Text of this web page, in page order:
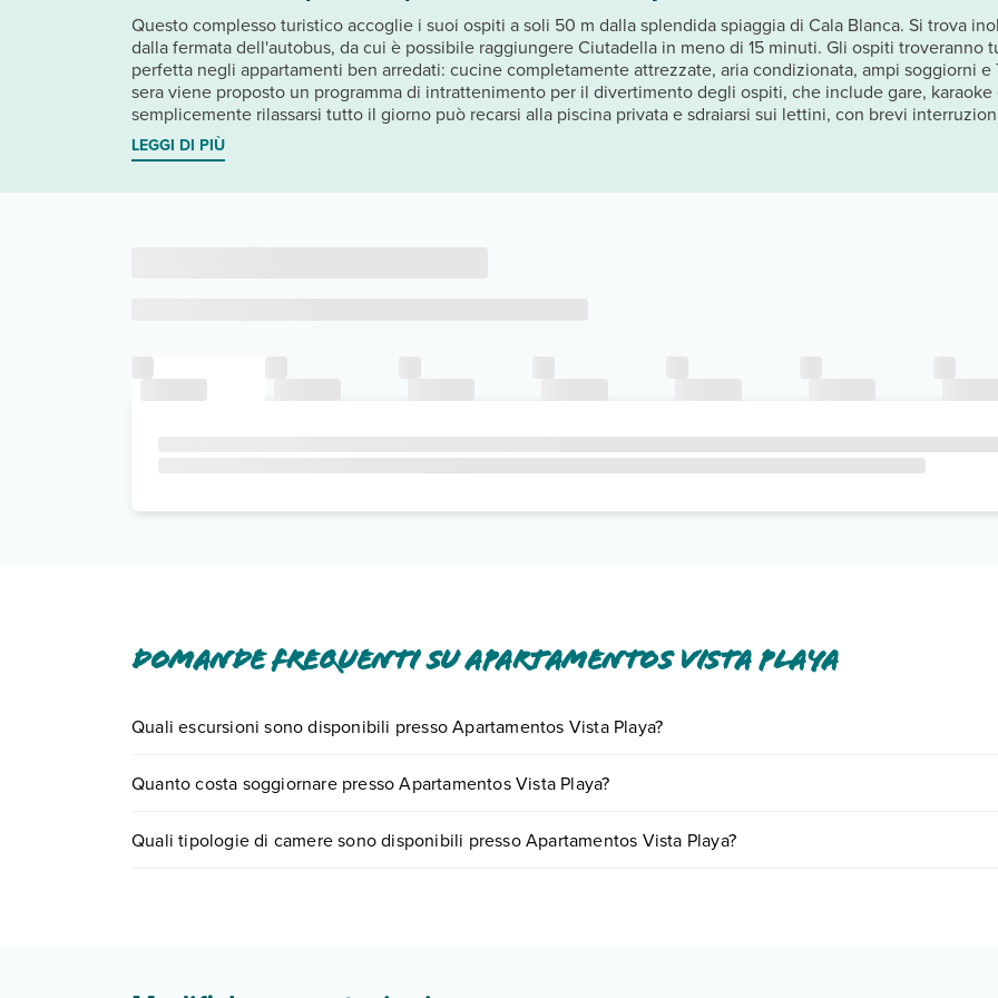
Questo complesso turistico accoglie i suoi ospiti a soli 50 m dalla splendida spiaggia di Cala Blanca. Si trova
dalla fermata dell'autobus, da cui è possibile raggiungere Ciutadella in meno di 15 minuti. Gli ospiti troveranno
perfetta negli appartamenti ben arredati: cucine completamente attrezzate, aria condizionata, ampi soggiorni
sera viene proposto un programma di intrattenimento per il divertimento degli ospiti, che include gare,
semplicemente rilassarsi tutto il giorno può recarsi alla piscina privata e sdraiarsi sui lettini, con brevi
LEGGI DI PIÙ
Domande frequenti su Apartamentos Vista Playa
Quali escursioni sono disponibili presso Apartamentos Vista Playa?
numero 0721.17231 oprenotando un appuntamento.
Quanto costa soggiornare presso Apartamentos Vista Playa?
scegli quando partire.
Quali tipologie di camere sono disponibili presso Apartamentos Vista Playa?